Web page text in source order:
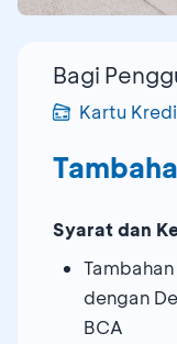
Bagi
Kartu
Syarat dan
dengan
BCA